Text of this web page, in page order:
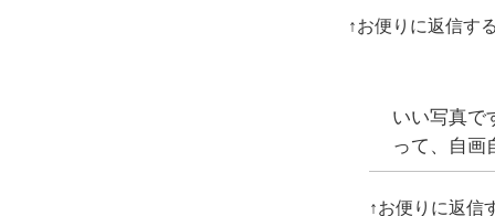
↑お便りに返信す
いい写真で
って、自画
↑お便りに返信